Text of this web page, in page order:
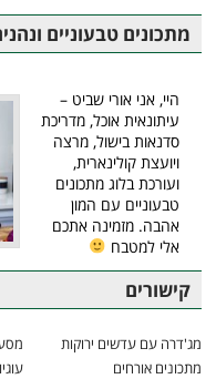
מתכונים טבעוניים
היי, אני אורי שביט –
עיתונאית אוכל, מדריכת
סדנאות בישול, מרצה
ויועצת קולינארית,
ועורכת בלוג מתכונים
טבעוניים עם המון
אהבה. מזמינה אתכם
אלי למטבח
קישורים
מג'דרה עם עדשים ירוקות
מתכונים אורחים